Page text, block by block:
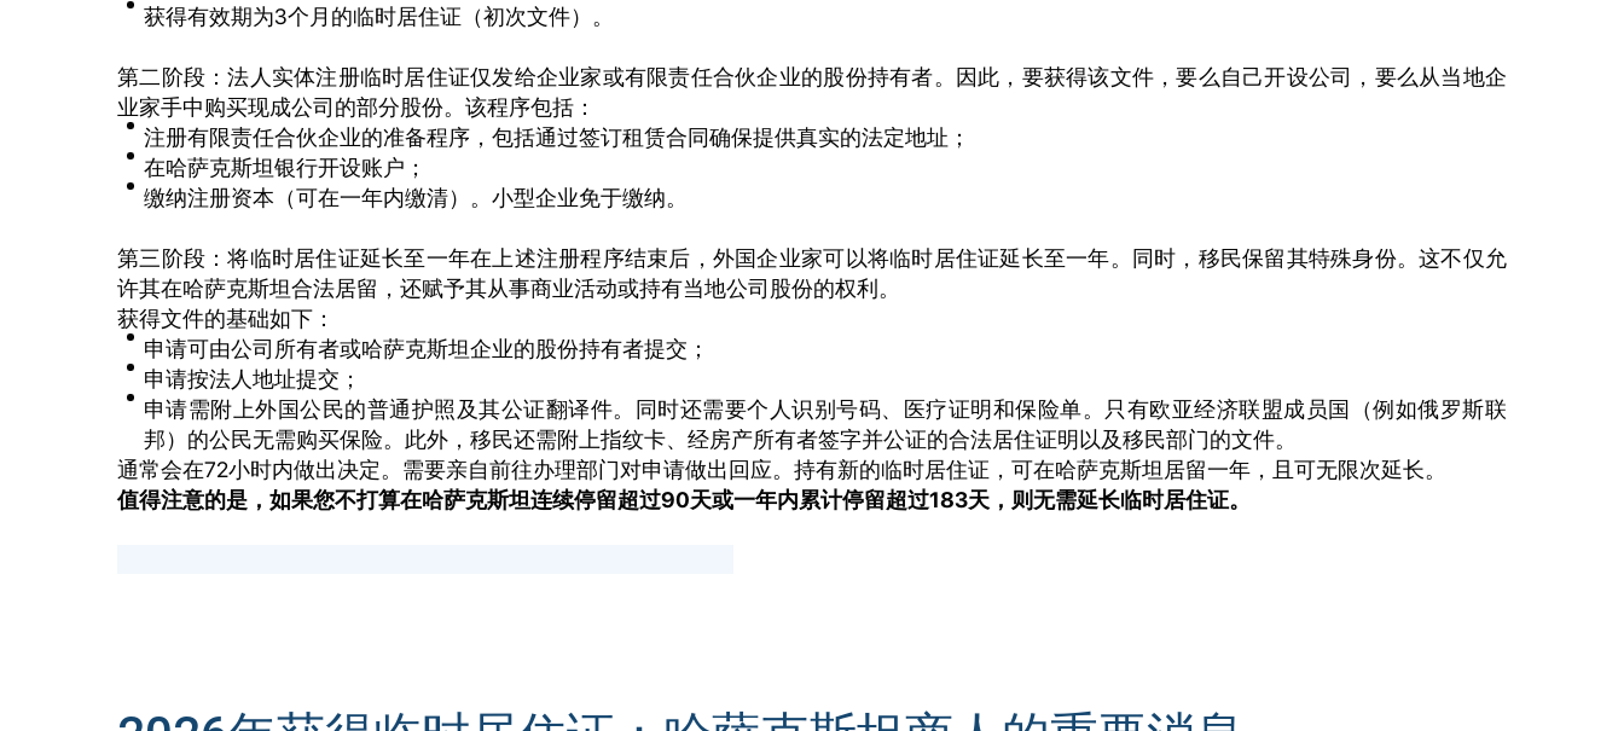
获得有效期为3个月的临时居住证（初次文件）。
第二阶段：法人实体注册临时居住证仅发给企业家或有限责任合伙企业的股份持有者。因此，要获得该文件，要么自己开设公司，要么从当地企
业家手中购买现成公司的部分股份。该程序包括：
注册有限责任合伙企业的准备程序，包括通过签订租赁合同确保提供真实的法定地址；
在哈萨克斯坦银行开设账户；
缴纳注册资本（可在一年内缴清）。小型企业免于缴纳。
第三阶段：将临时居住证延长至一年在上述注册程序结束后，外国企业家可以将临时居住证延长至一年。同时，移民保留其特殊身份。这不仅允
许其在哈萨克斯坦合法居留，还赋予其从事商业活动或持有当地公司股份的权利。
获得文件的基础如下：
申请可由公司所有者或哈萨克斯坦企业的股份持有者提交；
申请按法人地址提交；
申请需附上外国公民的普通护照及其公证翻译件。同时还需要个人识别号码、医疗证明和保险单。只有欧亚经济联盟成员国（例如俄罗斯联
邦）的公民无需购买保险。此外，移民还需附上指纹卡、经房产所有者签字并公证的合法居住证明以及移民部门的文件。
通常会在72小时内做出决定。需要亲自前往办理部门对申请做出回应。持有新的临时居住证，可在哈萨克斯坦居留一年，且可无限次延长。
值得注意的是，如果您不打算在哈萨克斯坦连续停留超过90天或一年内累计停留超过183天，则无需延长临时居住证。